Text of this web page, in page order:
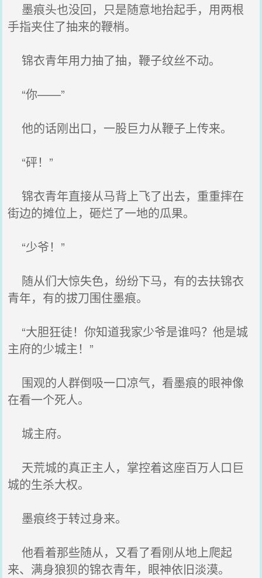
墨痕头也没回，只是随意地抬起手，用两根
手指夹住了抽来的鞭梢。
锦衣青年用力抽了抽，鞭子纹丝不动。
“你——”
他的话刚出口，一股巨力从鞭子上传来。
“砰！”
锦衣青年直接从马背上飞了出去，重重摔在
街边的摊位上，砸烂了一地的瓜果。
“少爷！”
随从们大惊失色，纷纷下马，有的去扶锦衣
青年，有的拔刀围住墨痕。
“大胆狂徒！你知道我家少爷是谁吗？他是城
主府的少城主！”
围观的人群倒吸一口凉气，看墨痕的眼神像
在看一个死人。
城主府。
天荒城的真正主人，掌控着这座百万人口巨
城的生杀大权。
墨痕终于转过身来。
他看着那些随从，又看了看刚从地上爬起
来、满身狼狈的锦衣青年，眼神依旧淡漠。